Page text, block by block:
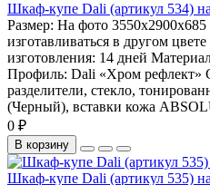
Шкаф-купе Dali (артикул 534) на
Размер: На фото
изготавливаться в другом
изготовления: 14 дней
Профиль: Dali «Хром рефлект»
разделители, стекло,
(Черный), вставки кожа
0 ₽
В корзину
Шкаф-купе Dali (артикул 535) на